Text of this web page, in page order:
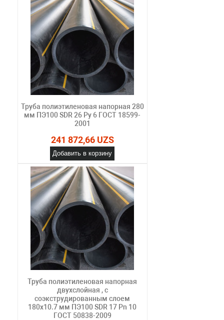
Труба полиэтиленовая напорная 280
мм ПЭ100 SDR 26 Ру 6 ГОСТ 18599-
2001
241 872,66 UZS
Добавить в корзину
Труба полиэтиленовая напорная
двухслойная , с
соэкструдированным слоем
180х10.7 мм ПЭ100 SDR 17 Pn 10
ГОСТ 50838-2009